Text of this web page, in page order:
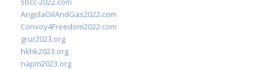
AngolaOilAndGas2022.com
Convoy4Freedom2022.com
grur2023.org
hkhk2023.org
napm2023.org